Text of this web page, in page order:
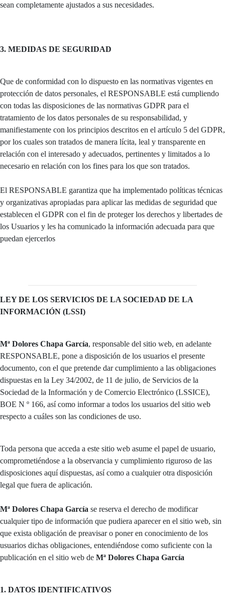
sean completamente ajustados a sus necesidades.
3. MEDIDAS DE SEGURIDAD
Que de conformidad con lo dispuesto en las normativas vigentes en
protección de datos personales, el RESPONSABLE está cumpliendo
con todas las disposiciones de las normativas GDPR para el
tratamiento de los datos personales de su responsabilidad, y
manifiestamente con los principios descritos en el artículo 5 del GDPR,
por los cuales son tratados de manera lícita, leal y transparente en
relación con el interesado y adecuados, pertinentes y limitados a lo
necesario en relación con los fines para los que son tratados.
El RESPONSABLE garantiza que ha implementado políticas técnicas
y organizativas apropiadas para aplicar las medidas de seguridad que
establecen el GDPR con el fin de proteger los derechos y libertades de
los Usuarios y les ha comunicado la información adecuada para que
puedan ejercerlos
LEY DE LOS SERVICIOS DE LA SOCIEDAD DE LA
INFORMACIÓN (LSSI)
Mª Dolores Chapa García, responsable del sitio web, en adelante
RESPONSABLE, pone a disposición de los usuarios el presente
documento, con el que pretende dar cumplimiento a las obligaciones
dispuestas en la Ley 34/2002, de 11 de julio, de Servicios de la
Sociedad de la Información y de Comercio Electrónico (LSSICE),
BOE N º 166, así como informar a todos los usuarios del sitio web
respecto a cuáles son las condiciones de uso.
Toda persona que acceda a este sitio web asume el papel de usuario,
comprometiéndose a la observancia y cumplimiento riguroso de las
disposiciones aquí dispuestas, así como a cualquier otra disposición
legal que fuera de aplicación.
Mª Dolores Chapa García se reserva el derecho de modificar
cualquier tipo de información que pudiera aparecer en el sitio web, sin
que exista obligación de preavisar o poner en conocimiento de los
usuarios dichas obligaciones, entendiéndose como suficiente con la
publicación en el sitio web de Mª Dolores Chapa García
1. DATOS IDENTIFICATIVOS